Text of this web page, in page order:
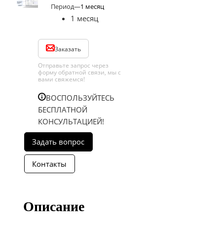
Период—1 месяц
1 месяц
Заказать
Отправьте запрос через
форму обратной связи, мы с
вами свяжемся!
ВОСПОЛЬЗУЙТЕСЬ
БЕСПЛАТНОЙ
КОНСУЛЬТАЦИЕЙ!
Описание